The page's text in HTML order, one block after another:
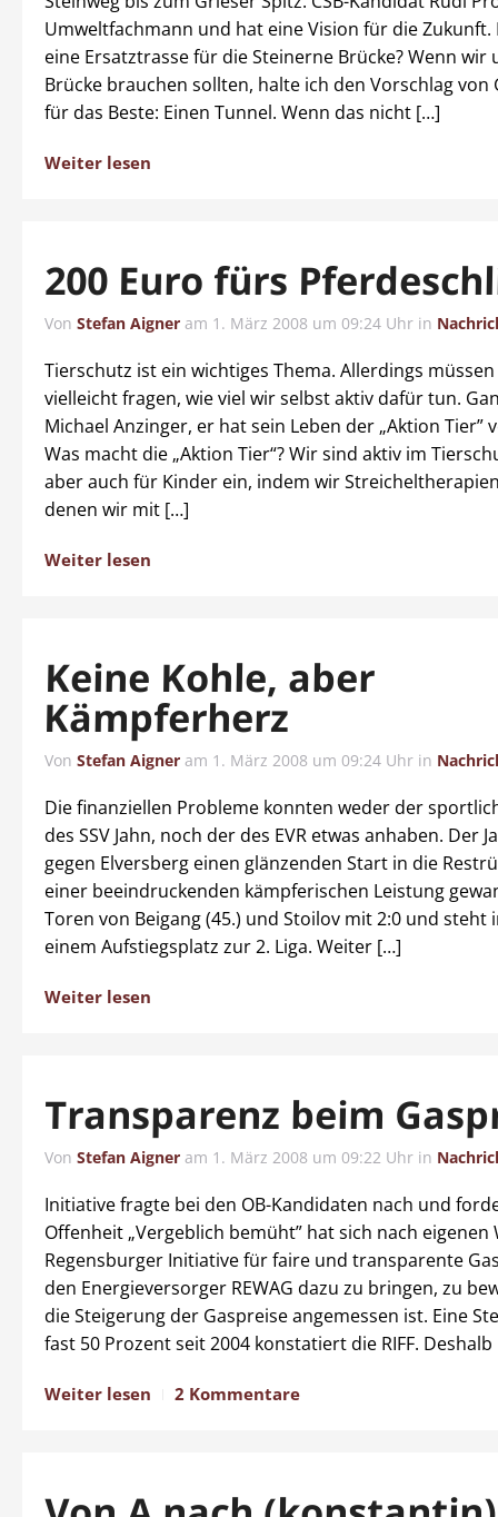
Umweltfachmann und hat eine Vision für die Zukunft.
eine Ersatztrasse für die Steinerne Brücke? Wenn wir
Brücke brauchen sollten, halte ich den Vorschlag von
für das Beste: Einen Tunnel. Wenn das nicht […]
Weiter lesen
200 Euro fürs
Von Stefan Aigner am 1. März 2008 um 09:24 Uhr in
Tierschutz ist ein wichtiges Thema. Allerdings
vielleicht fragen, wie viel wir selbst aktiv dafür tun.
Michael Anzinger, er hat sein Leben der „Aktion Tier”
Was macht die „Aktion Tier“? Wir sind aktiv im
aber auch für Kinder ein, indem wir
denen wir mit […]
Weiter lesen
Keine Kohle, aber
Kämpferherz
Von Stefan Aigner am 1. März 2008 um 09:24 Uhr in
Die finanziellen Probleme konnten weder der
des SSV Jahn, noch der des EVR etwas anhaben. Der
gegen Elversberg einen glänzenden Start in die
einer beeindruckenden kämpferischen Leistung
Toren von Beigang (45.) und Stoilov mit 2:0 und steht
einem Aufstiegsplatz zur 2. Liga. Weiter […]
Weiter lesen
Transparenz beim
Von Stefan Aigner am 1. März 2008 um 09:22 Uhr in
Initiative fragte bei den OB-Kandidaten nach und
Offenheit „Vergeblich bemüht” hat sich nach eigenen
Regensburger Initiative für faire und transparente
den Energieversorger REWAG dazu zu bringen, zu
die Steigerung der Gaspreise angemessen ist. Eine
fast 50 Prozent seit 2004 konstatiert die RIFF.
Weiter lesen 2 Kommentare